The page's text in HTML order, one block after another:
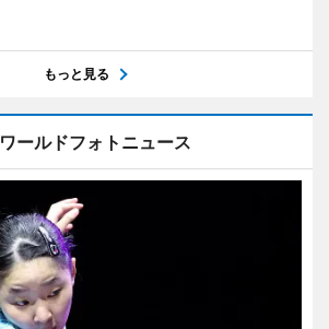
もっと見る
ワールドフォトニュース